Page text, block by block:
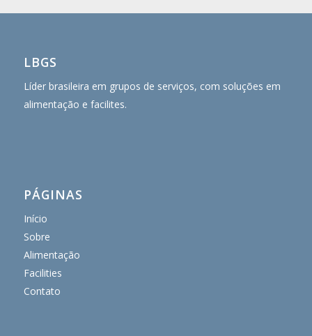
LBGS
Líder brasileira em grupos de serviços, com soluções em
alimentação e facilites.
PÁGINAS
Início
Sobre
Alimentação
Facilities
Contato